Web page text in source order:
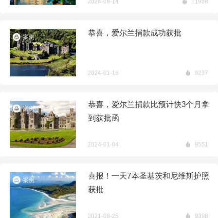
2024-08-14 11958
案例 恭喜，爱尔兰捐款成功获批
2024-01-16 9237
案例
恭喜，爱尔兰捐款比预计快3个月拿
到获批函
2024-01-04 9551
案例
喜报！一天7本圣基茨和尼维斯护照
获批
2021-08-25 9398